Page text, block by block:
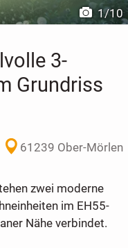
1/10
3-
Grundriss
61239 Ober-Mörlen
zwei moderne
im EH55-
Nähe verbindet.